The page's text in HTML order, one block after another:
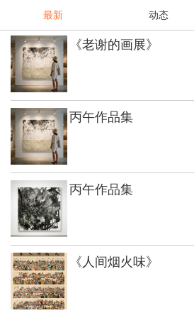
最新 动态
《老谢的画展》
丙午作品集
丙午作品集
《人间烟火味》